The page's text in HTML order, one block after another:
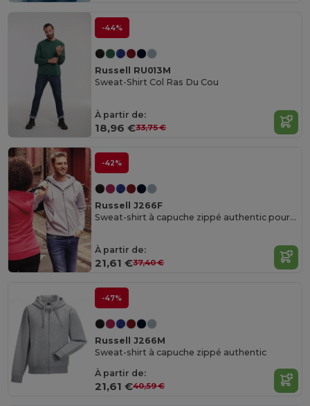
-44%
Russell RU013M
Sweat-Shirt Col Ras Du Cou
À partir de:
18,96 €33,75 €
-42%
Russell J266F
Sweat-shirt à capuche zippé authentic pour femme
À partir de:
21,61 €37,40 €
-47%
Russell J266M
Sweat-shirt à capuche zippé authentic
À partir de:
21,61 €40,59 €